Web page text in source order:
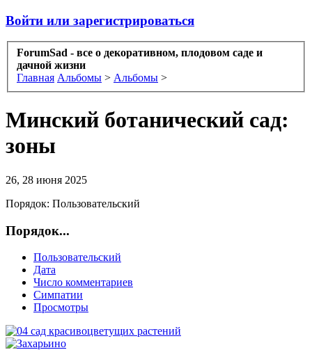
Войти или зарегистрироваться
ForumSad - все о декоративном, плодовом саде и
дачной жизни
Главная Альбомы > Альбомы >
Минский ботанический сад:
зоны
26, 28 июня 2025
Порядок: Пользовательский
Порядок...
Пользовательский
Дата
Число комментариев
Симпатии
Просмотры